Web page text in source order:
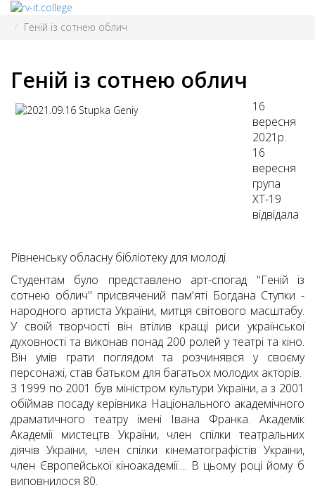
Геній із сотнею облич
Геній із сотнею облич
16
вересня
2021р.
16
вересня
група
ХТ-19
відвідала
Рівненську обласну бібліотеку для молоді.
Студентам було представлено арт-спогад "Геній із
сотнею облич" присвячений пам'яті Богдана Ступки -
народного артиста України, митця світового масштабу.
У своїй творчості він втілив кращі риси української
духовності та виконав понад 200 ролей у театрі та кіно.
Він умів грати поглядом та розчинявся у своєму
персонажі, став батьком для багатьох молодих акторів.
З 1999 по 2001 був міністром культури України, а з 2001
обіймав посаду керівника Національного академічного
драматичного театру імені Івана Франка. Академік
Академії мистецтв України, член спілки театральних
діячів України, член спілки кінематографістів України,
член Європейської кіноакадемії.... В цьому році йому б
виповнилося 80.